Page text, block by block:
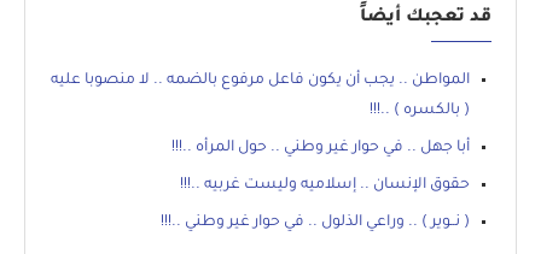
قد تعجبك أيضاً
المواطن .. يجب أن يكون فاعل مرفوع بالضمه .. لا منصوبا عليه
( بالكسره ) ..!!!
أبا جهل .. في حوار غير وطني .. حول المرأه ..!!!
حقوق الإنسان .. إسلاميه وليست غربيه ..!!!
( نــوير ) .. وراعي الذلول .. في حوار غير وطني ..!!!